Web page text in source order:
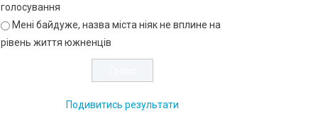
голосування
Мені байдуже, назва міста ніяк не вплине на
рівень життя южненців
Подивитись результати